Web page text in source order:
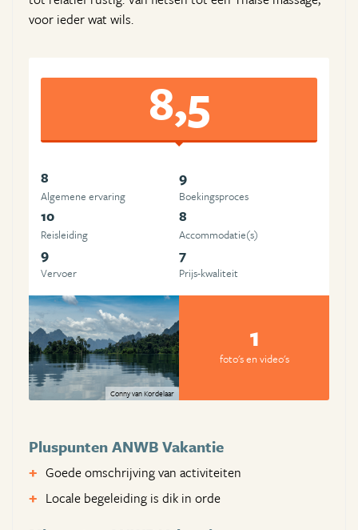
voor ieder wat wils.
8,5
8
Algemene ervaring
9
Boekingsproces
10
Reisleiding
8
Accommodatie(s)
9
Vervoer
7
Prijs-kwaliteit
Conny van Kordelaar
1
foto's en video's
Pluspunten ANWB Vakantie
Goede omschrijving van activiteiten
Locale begeleiding is dik in orde